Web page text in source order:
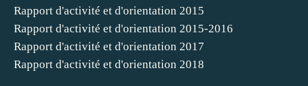
Rapport d'activité et d'orientation 2015
Rapport d'activité et d'orientation 2015-2016
Rapport d'activité et d'orientation 2017
Rapport d'activité et d'orientation 2018